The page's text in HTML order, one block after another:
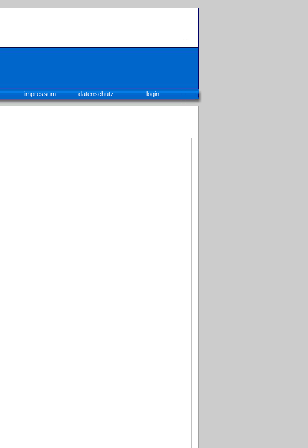
impressum datenschutz login